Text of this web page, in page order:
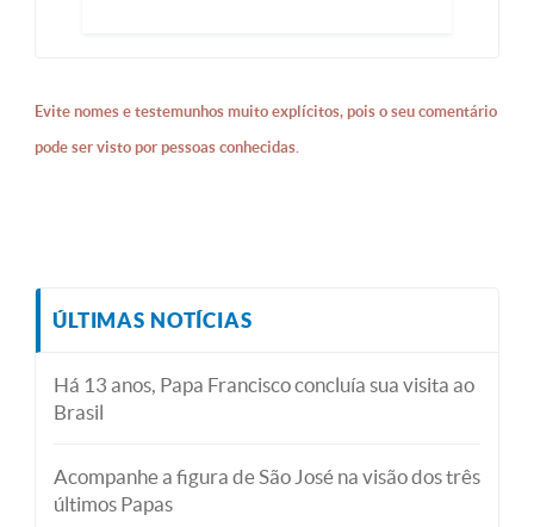
Evite nomes e testemunhos muito explícitos, pois o seu comentário
pode ser visto por pessoas conhecidas.
ÚLTIMAS NOTÍCIAS
Há 13 anos, Papa Francisco concluía sua visita ao
Brasil
Acompanhe a figura de São José na visão dos três
últimos Papas